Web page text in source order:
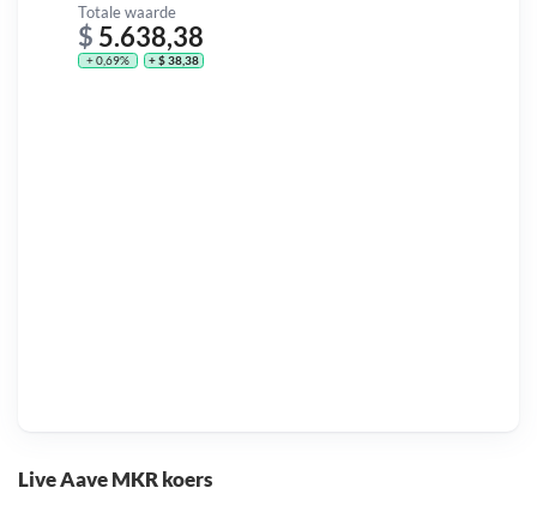
Live Aave MKR koers
Totale waarde
$ 5.638,38
+ 0,69% + $ 38,38